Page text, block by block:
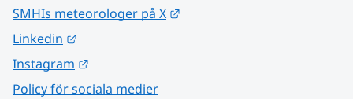
SMHIs meteorologer på X
Linkedin
Instagram
Policy för sociala medier